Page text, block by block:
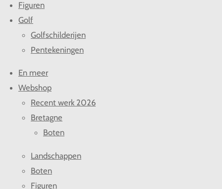
Figuren
Golf
Golfschilderijen
Pentekeningen
En meer
Webshop
Recent werk 2026
Bretagne
Boten
Landschappen
Boten
Figuren